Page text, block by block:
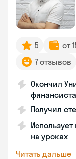
5 от
7 отзывов
Окончил
финансиста
Получил
на уроках
Читать дальше